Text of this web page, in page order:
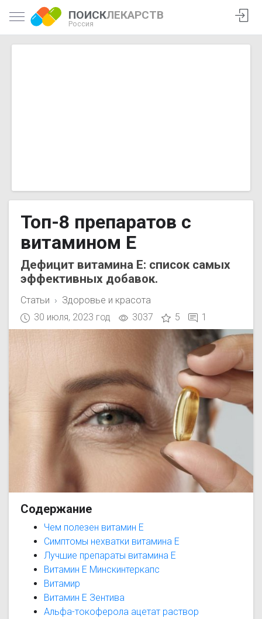
ПОИСКЛЕКАРСТВ
Россия
Топ-8 препаратов с
витамином Е
Дефицит витамина Е: список самых
эффективных добавок.
Статьи
Здоровье и красота
30 июля, 2023 год
3037 5 1
Содержание
Чем полезен витамин Е
Симптомы нехватки витамина Е
Лучшие препараты витамина Е
Витамин Е Минскинтеркапс
Витамир
Витамин Е Зентива
Альфа-токоферола ацетат раствор